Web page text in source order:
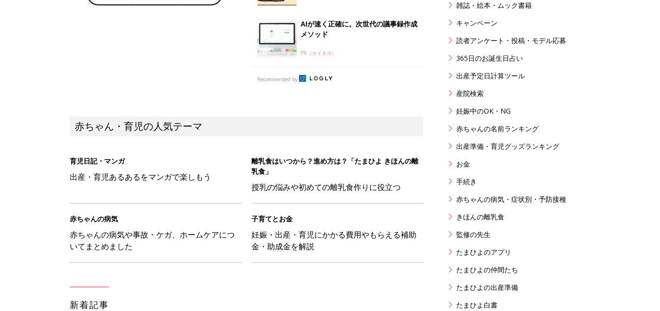
AIが速く正確に。次世代の議事録作成
メソッド
PR（カイタヨ）
Recommended by
赤ちゃん・育児の人気テーマ
育児日記・マンガ
出産・育児あるあるをマンガで楽しもう
離乳食はいつから？進め方は？「たまひよ きほんの離
乳食」
授乳の悩みや初めての離乳食作りに役立つ
赤ちゃんの病気
赤ちゃんの病気や事故・ケガ、ホームケアにつ
いてまとめました
子育てとお金
妊娠・出産・育児にかかる費用やもらえる補助
金・助成金を解説
新着記事
雑誌・絵本・ムック書籍
キャンペーン
読者アンケート・投稿・モデル応募
365日のお誕生日占い
出産予定日計算ツール
産院検索
妊娠中のOK・NG
赤ちゃんの名前ランキング
出産準備・育児グッズランキング
お金
手続き
赤ちゃんの病気・症状別・予防接種
きほんの離乳食
監修の先生
たまひよのアプリ
たまひよの仲間たち
たまひよの出産準備
たまひよ白書